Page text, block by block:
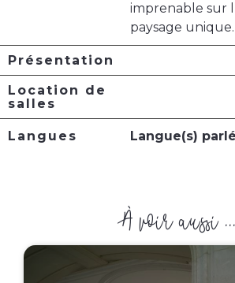
imprenable sur
paysage unique.
Présentation
Location de
salles
Langues Langue(s)
À voir aussi ...